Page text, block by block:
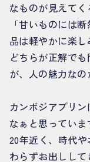
なものが見えてく
「甘いものには
品は軽やかに楽し
どちらが正解で
が、人の魅力なの
カンボジアプリ
なぁと思っていま
20年近く、時代
わらずお出しして